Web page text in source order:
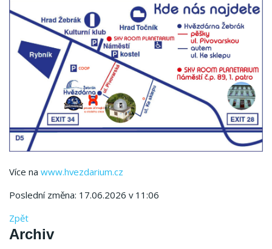
Více na www.hvezdarium.cz
Poslední změna: 17.06.2026 v 11:06
Zpět
Archiv